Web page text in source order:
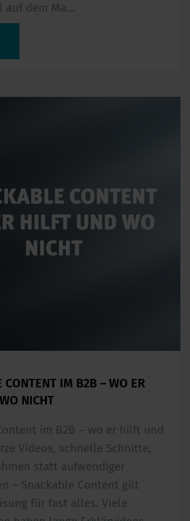
auf dem Ma…
CONTENT IM B2B – WO ER
NICHT
im B2B – wo er hilft und
Videos, schnelle Schnitte,
statt aufwendiger
– Snackable Content gilt
für fast alles. Viele